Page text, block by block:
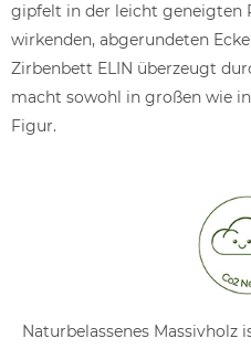
gipfelt in der leicht geneigten
wirkenden, abgerundeten
Zirbenbett ELIN überzeugt
macht sowohl in großen wie
Figur.
Naturbelassenes Massivholz